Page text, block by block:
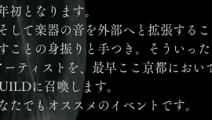
初となります。
て楽器の音を外部へと拡張するこ
ことの身振りと手つき。そういっ
ティストを、最早ここ京都におい
に召喚します。
でもオススメのイベントです。